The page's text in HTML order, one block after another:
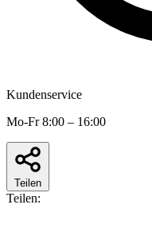
Kundenservice
Mo-Fr 8:00 – 16:00
Teilen
Teilen: